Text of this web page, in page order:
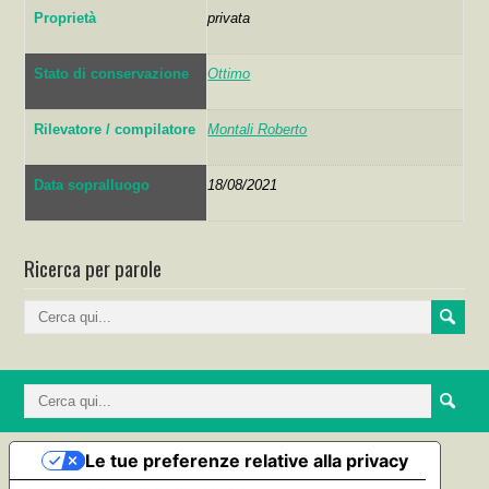
Proprietà privata
Stato di conservazione Ottimo
Rilevatore / compilatore Montali Roberto
Data sopralluogo 18/08/2021
Ricerca per parole
Le tue preferenze relative alla privacy